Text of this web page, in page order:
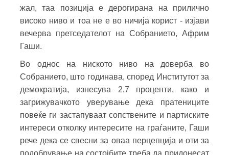
жал, таа позиција е дерогирана на прилично
високо ниво и тоа не е во ничија корист - изјави
вечерва претседателот на Собранието, Африм
Гаши.
Во однос на ниското ниво на доверба во
Собранието, што годинава, според Институтот за
демократија, изнесува 2,7 проценти, како и
загрижувачкото уверување дека пратениците
повеќе ги застапуваат сопствените и партиските
интереси отколку интересите на граѓаните, Гаши
рече дека се свесни за оваа перцепција и оти за
подобрување на состојбите треба да придонесат